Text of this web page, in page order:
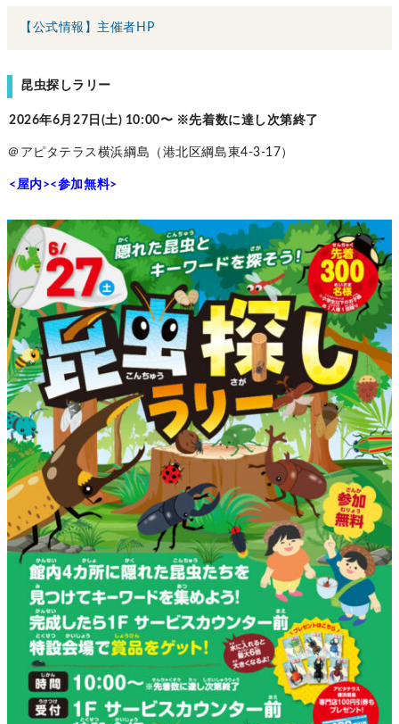
【公式情報】主催者HP
昆虫探しラリー
2026年6月27日(土) 10:00〜 ※先着数に達し次第終了
＠アピタテラス横浜綱島（港北区綱島東4-3-17）
<屋内><参加無料>